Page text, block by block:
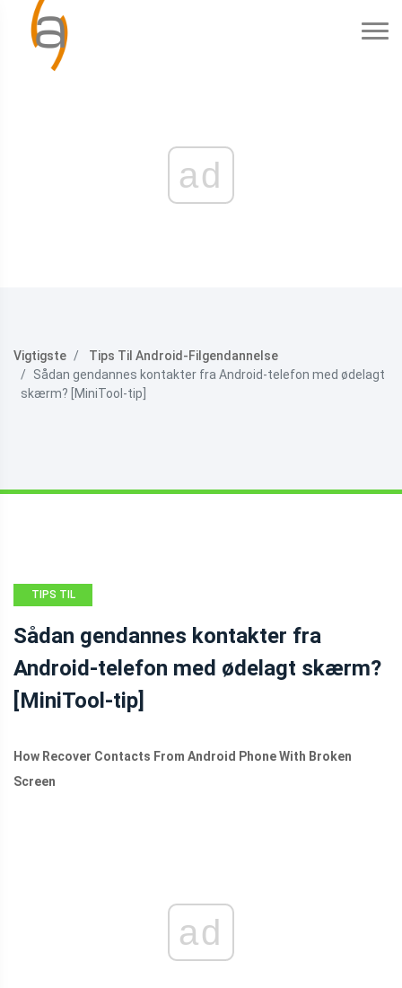
ad
Vigtigste
Tips Til Android-Filgendannelse
Sådan gendannes kontakter fra Android-telefon med ødelagt
skærm? [MiniTool-tip]
TIPS TIL
FILGENDANNELSE
Sådan gendannes kontakter fra
Android-telefon med ødelagt skærm?
[MiniTool-tip]
How Recover Contacts From Android Phone With Broken
Screen
ad